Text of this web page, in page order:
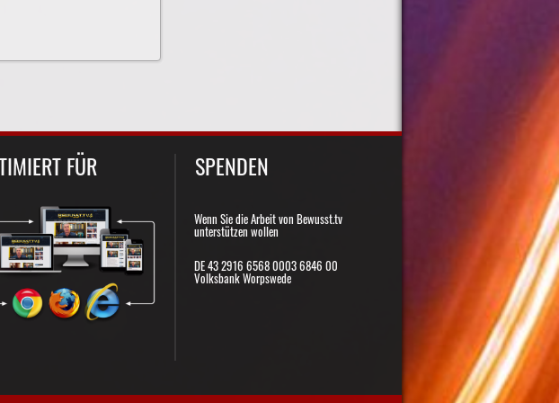
FÜR SPENDEN
Wenn Sie die Arbeit von Bewusst.tv
unterstützen wollen
DE 43 2916 6568 0003 6846 00
Volksbank Worpswede